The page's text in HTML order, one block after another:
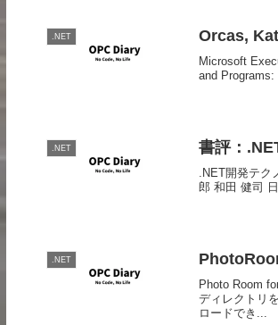
.NET Orcas,
Microsoft
and Programs:
.NET 書評：
.NET開発テク
郎 和田 健司
.NET
Photo Room
ディレクトリ
ロードでき...